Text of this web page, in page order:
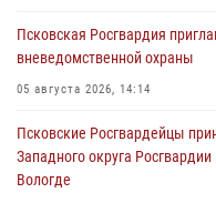
Псковская Росгвардия
вневедомственной охраны
05 августа 2026, 14:14
Псковские Росгвардейцы
Западного округа
Вологде